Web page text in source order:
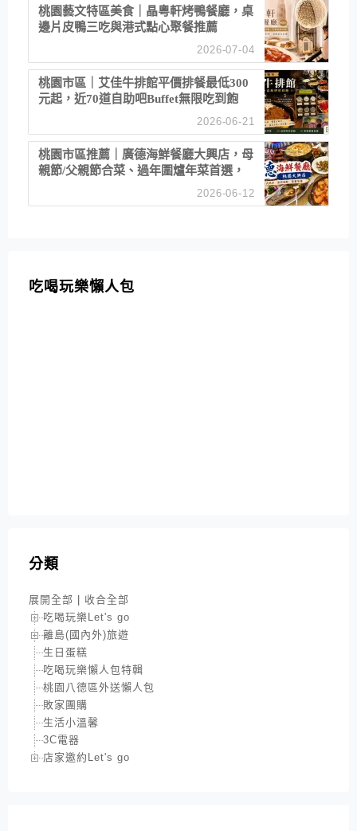
桃園藝文特區美食｜晶粵軒烤鴨餐廳，桌
邊片皮鴨三吃與港式點心聚餐推薦
2026-07-04
桃園市區｜艾佳牛排館平價排餐最低300
元起，近70道自助吧Buffet無限吃到飽
2026-06-21
桃園市區推薦｜廣德海鮮餐廳大興店，母
親節/父親節合菜、過年圍爐年菜首選，
2026-06-12
吃喝玩樂懶人包
分類
展開全部
收合全部
吃喝玩樂Let's go
離島(國內外)旅遊
生日蛋糕
吃喝玩樂懶人包特輯
桃園八德區外送懶人包
敗家團購
生活小溫馨
3C電器
店家邀約Let's go